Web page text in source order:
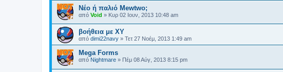
Νέο ή παλιό Mewtwo;
από Void » Κυρ 02 Ιουν, 2013 10:48 am
βοήθεια με XY
από dimi22navy » Τετ 27 Νοέμ, 2013 1:49 am
Mega Forms
από Nightmare » Πέμ 08 Αύγ, 2013 8:15 pm